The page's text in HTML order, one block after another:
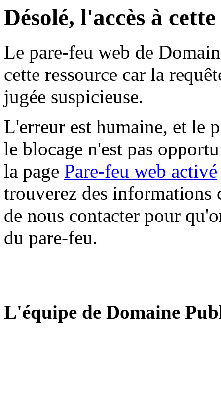
Désolé, l'accès à
Le pare-feu web de
cette ressource car la
jugée suspicieuse.
L'erreur est humaine, et le
le blocage n'est pas
la page Pare-feu web activé
trouverez des informations
de nous contacter pour
du pare-feu.
L'équipe de Domaine